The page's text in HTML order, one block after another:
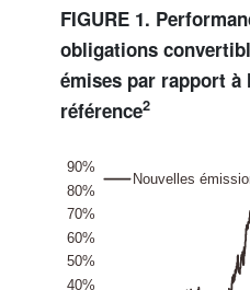
FIGURE 1.
obligations
émises par rapport à
référence2